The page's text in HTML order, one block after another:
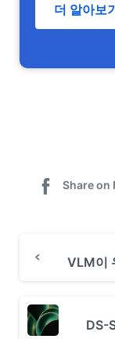
더 알아보
Share on
DS-